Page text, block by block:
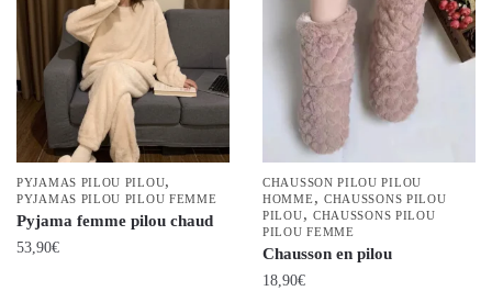
options
peuvent
être
choisies
sur
la
page
du
produit
options
peuvent
choisies
page
du
produit
PYJAMAS PILOU PILOU,
PYJAMAS PILOU PILOU FEMME
Pyjama femme pilou chaud
53,90€
CHAUSSON PILOU PILOU
HOMME, CHAUSSONS PILOU
PILOU, CHAUSSONS PILOU
PILOU FEMME
Chausson en pilou
18,90€